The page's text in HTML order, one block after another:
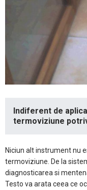
Indiferent de
termoviziune
Niciun alt instrument nu
termoviziune. De la
diagnosticarea si
Testo va arata ceea ce